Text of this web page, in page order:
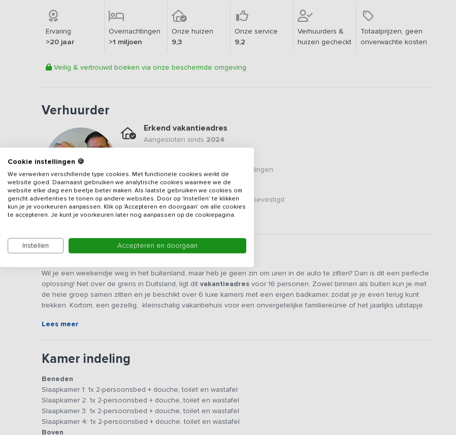
Ervaring
>20 jaar
Overnachtingen
>1 miljoen
Onze huizen
9,3
Onze service
9,2
Verhuurders &
huizen gecheckt
Totaalprijzen, geen
onverwachte kosten
Veilig & vertrouwd boeken via onze beschermde omgeving
Verhuurder
Erkend vakantieadres
Aangesloten sinds 2024
beoordelingen
Veilig & vertrouwd
Gegevens van de verhuurder zijn bevestigd
Beschrijving
Wil je een weekendje weg in het buitenland, maar heb je geen zin om uren in de auto te zitten? Dan is dit een perfecte
oplossing! Net over de grens in Duitsland, ligt dit vakantieadres voor 16 personen. Zowel binnen als buiten kun je met
de hele groep samen zitten en je beschikt over 6 luxe kamers met een eigen badkamer, zodat je je even terug kunt
trekken. Kortom, een gezellig, kleinschalig vakantiehuis voor een onvergetelijke familiereünie of het jaarlijks uitstapje
een volledig ingerichte keuken zodat je voor de hele groep een heerlijke maaltijd kunt bereiden. De keuken is
verschillende arrangementen bij te boeken. Zo is het bijvoorbeeld mogelijk dat er een dagelijks wisselend 3-
gangendiner voor jullie gekookt wordt. Het enige wat je zelf hoeft te doen, is genieten, hoe lekker is dat?
Je beschikt over zes stijlvolle 2-persoonskamers, allemaal voorzien van een eigen badkamer en een comfortabel
zitgedeelte. De vier kamers beneden hebben een kitchenette en bieden de mogelijkheid om een extra persoon te
laten verblijven, zodat je in totaal met 16 personen kunt overnachten. De kamers zijn landelijk ingericht met een vleugje
Lees meer
Kamer indeling
Beneden
Slaapkamer 1: 1x 2-persoonsbed + douche, toilet en wastafel
Slaapkamer 2: 1x 2-persoonsbed + douche, toilet en wastafel
Slaapkamer 3: 1x 2-persoonsbed + douche, toilet en wastafel
Slaapkamer 4: 1x 2-persoonsbed + douche, toilet en wastafel
Boven
Cookie instellingen 🍪
We verwerken verschillende type cookies. Met functionele cookies werkt de
website goed. Daarnaast gebruiken we analytische cookies waarmee we de
website elke dag een beetje beter maken. Als laatste gebruiken we cookies om
gericht advertenties te tonen op andere websites. Door op 'Instellen' te klikken
kun je je voorkeuren aanpassen. Klik op 'Accepteren en doorgaan' om alle cookies
te accepteren. Je kunt je voorkeuren later nog aanpassen op de cookiepagina.
Instellen Accepteren en doorgaan